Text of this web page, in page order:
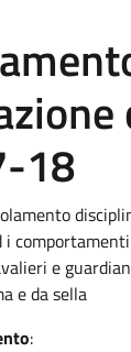
18
i
e
e da sella
: